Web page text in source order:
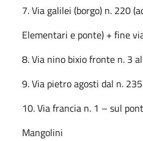
7. Via galilei (borgo) n. 220
Elementari e ponte) + fine
8. Via nino bixio fronte n. 3
9. Via pietro agosti dal n. 235
10. Via francia n. 1 – sul
Mangolini